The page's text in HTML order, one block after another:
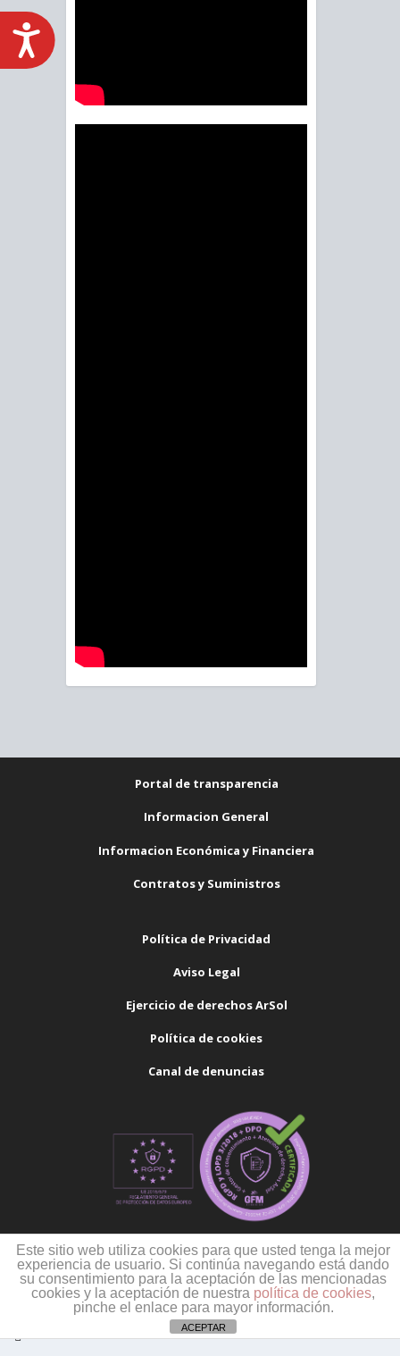
ACCESIBILIDAD
Portal de transparencia
Informacion General
Informacion Económica y Financiera
Contratos y Suministros
Política de Privacidad
Aviso Legal
Ejercicio de derechos ArSol
Política de cookies
Canal de denuncias
Este sitio web utiliza cookies para que usted tenga la mejor
experiencia de usuario. Si continúa navegando está dando
su consentimiento para la aceptación de las mencionadas
cookies y la aceptación de nuestra política de cookies,
pinche el enlace para mayor información.
ACEPTAR